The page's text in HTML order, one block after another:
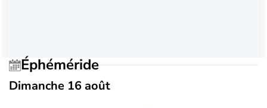
Éphéméride
Dimanche 16 août